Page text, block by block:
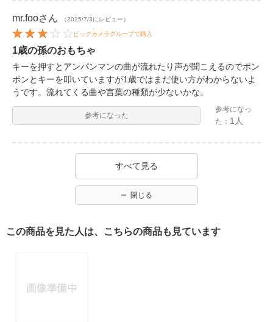
mr.fooさん （2025/7/3にレビュー）
ビックカメラグループで購入
1歳の孫のおもちゃ
キーを押すとアンパンマンの曲が流れたり声が聞こえるのでポン
ポンとキーを叩いていますが1歳ではまだ使い方がわからないよ
うです。流れてくる曲や言葉の種類が少ないかな。
参考になった
参考になっ
た： 1人
すべて見る
閉じる
この商品を見た人は、こちらの商品も見ています